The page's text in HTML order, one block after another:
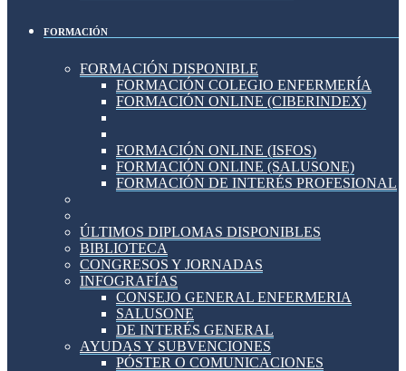
FORMACIÓN
FORMACIÓN DISPONIBLE
FORMACIÓN COLEGIO ENFERMERÍA
FORMACIÓN ONLINE (CIBERINDEX)
FORMACIÓN ONLINE (ISFOS)
FORMACIÓN ONLINE (SALUSONE)
FORMACIÓN DE INTERÉS PROFESIONAL
ÚLTIMOS DIPLOMAS DISPONIBLES
BIBLIOTECA
CONGRESOS Y JORNADAS
INFOGRAFÍAS
CONSEJO GENERAL ENFERMERIA
SALUSONE
DE INTERÉS GENERAL
AYUDAS Y SUBVENCIONES
PÓSTER O COMUNICACIONES